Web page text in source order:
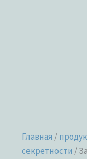
Главная /
секретности /